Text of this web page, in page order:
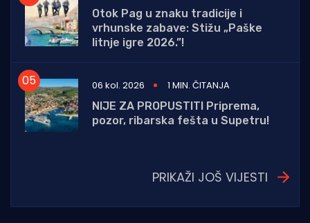
Otok Pag u znaku tradicije i
vrhunske zabave: Stižu „Paške
litnje igre 2026.”!
06 kol. 2026
1 MIN. ČITANJA
NIJE ZA PROPUSTITI Priprema,
pozor, ribarska fešta u Supetru!
PRIKAŽI JOŠ VIJESTI